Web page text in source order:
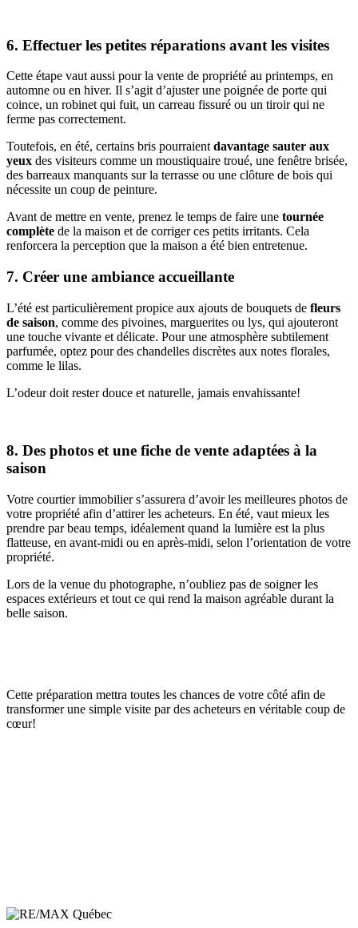
6. Effectuer les petites réparations avant les visites
Cette étape vaut aussi pour la vente de propriété au printemps, en
automne ou en hiver. Il s’agit d’ajuster une poignée de porte qui
coince, un robinet qui fuit, un carreau fissuré ou un tiroir qui ne
ferme pas correctement.
Toutefois, en été, certains bris pourraient davantage sauter aux
yeux des visiteurs comme un moustiquaire troué, une fenêtre brisée,
des barreaux manquants sur la terrasse ou une clôture de bois qui
nécessite un coup de peinture.
Avant de mettre en vente, prenez le temps de faire une tournée
complète de la maison et de corriger ces petits irritants. Cela
renforcera la perception que la maison a été bien entretenue.
7. Créer une ambiance accueillante
L’été est particulièrement propice aux ajouts de bouquets de fleurs
de saison, comme des pivoines, marguerites ou lys, qui ajouteront
une touche vivante et délicate. Pour une atmosphère subtilement
parfumée, optez pour des chandelles discrètes aux notes florales,
comme le lilas.
L’odeur doit rester douce et naturelle, jamais envahissante!
8. Des photos et une fiche de vente adaptées à la
saison
Votre courtier immobilier s’assurera d’avoir les meilleures photos de
votre propriété afin d’attirer les acheteurs. En été, vaut mieux les
prendre par beau temps, idéalement quand la lumière est la plus
flatteuse, en avant-midi ou en après-midi, selon l’orientation de votre
propriété.
Lors de la venue du photographe, n’oubliez pas de soigner les
espaces extérieurs et tout ce qui rend la maison agréable durant la
belle saison.
Cette préparation mettra toutes les chances de votre côté afin de
transformer une simple visite par des acheteurs en véritable coup de
cœur!